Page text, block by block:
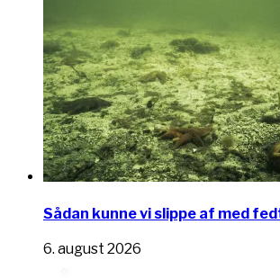
Sådan kunne vi slippe af med
6. august 2026